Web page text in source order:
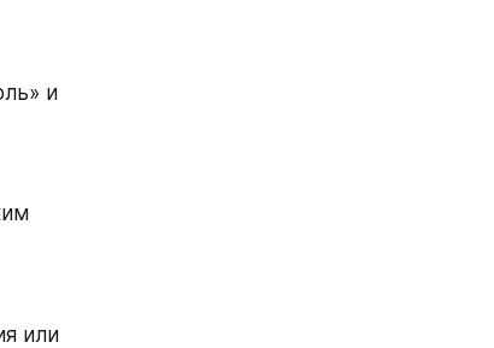
и
или